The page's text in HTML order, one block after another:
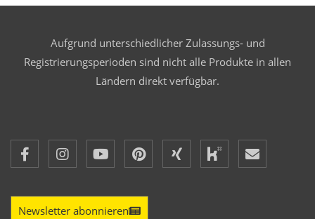
Aufgrund unterschiedlicher Zulassungs- und
Registrierungsperioden sind nicht alle Produkte in allen
Ländern direkt verfügbar.
Newsletter abonnieren